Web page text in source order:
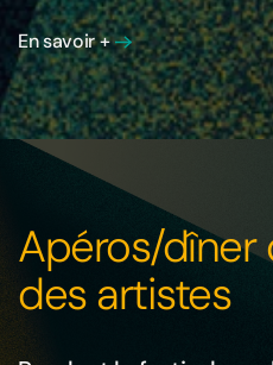
En savoir +
Apéros/dîner
des artistes